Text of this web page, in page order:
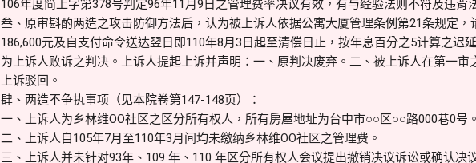
106年度简上字第378号判定96年11月9日之管理费率决议有效，有与经验法则不符及违背
叁、原审斟酌两造之攻击防御方法后，认为被上诉人依据公寓大厦管理条例第21条规定，
186,600元及自支付命令送达翌日即110年8月3日起至清偿日止，按年息百分之5计算之迟
为上诉人败诉之判决。上诉人提起上诉并声明：一、原判决废弃。二、被上诉人在第一审
上诉驳回。
肆、两造不争执事项（见本院卷第147-148页）：
一、上诉人为乡林维OO社区之区分所有权人，所有房屋地址为台中市○○区○○路000巷0号。
二、上诉人自105年7月至110年3月间均未缴纳乡林维OO社区之管理费。
三、上诉人并未针对93年、109 年、110 年区分所有权人会议提出撤销决议诉讼或确认决